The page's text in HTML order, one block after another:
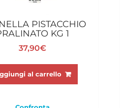
PISTACCHIO
KG 1
37,90€
al carrello